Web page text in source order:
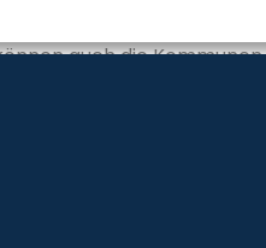
auch die